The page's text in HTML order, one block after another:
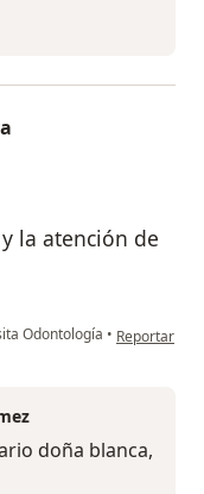
la atención de
Odontología • en opinión
Reportar
doña blanca,